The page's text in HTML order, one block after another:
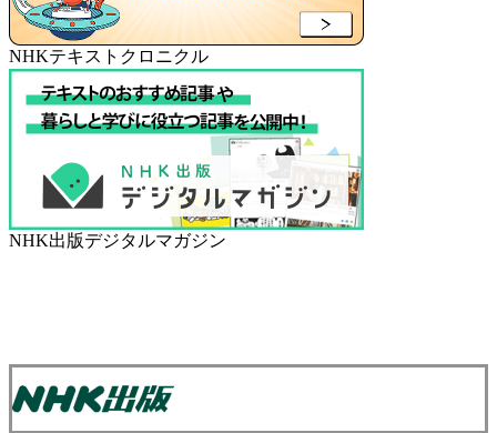
NHKテキストクロニクル
NHK出版デジタルマガジン